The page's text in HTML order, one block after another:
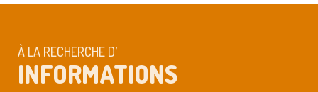
À LA RECHERCHE D’
INFORMATIONS